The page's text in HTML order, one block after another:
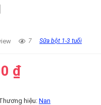
7 Sữa bột 1-3 tuổi
₫
hiệu:Nan